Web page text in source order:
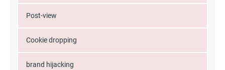
Post-view
Cookie dropping
brand hijacking